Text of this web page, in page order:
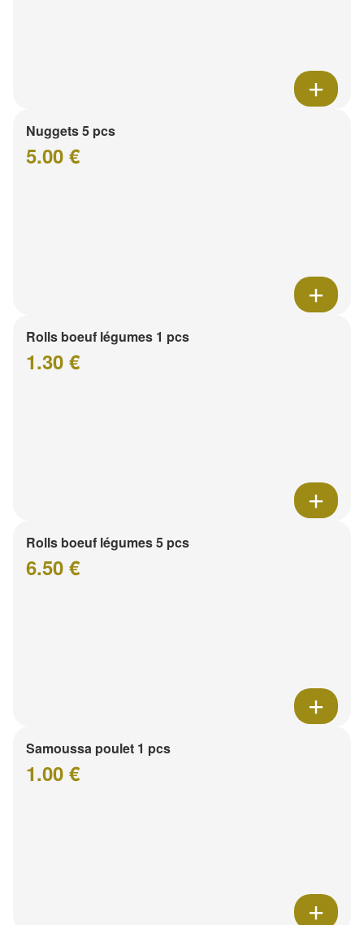
Nuggets 5 pcs
5.00 €
Rolls boeuf légumes 1 pcs
1.30 €
Rolls boeuf légumes 5 pcs
6.50 €
Samoussa poulet 1 pcs
1.00 €